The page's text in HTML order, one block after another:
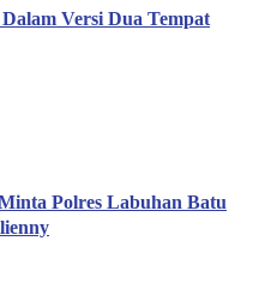
Versi Dua Tempat
Polres Labuhan Batu